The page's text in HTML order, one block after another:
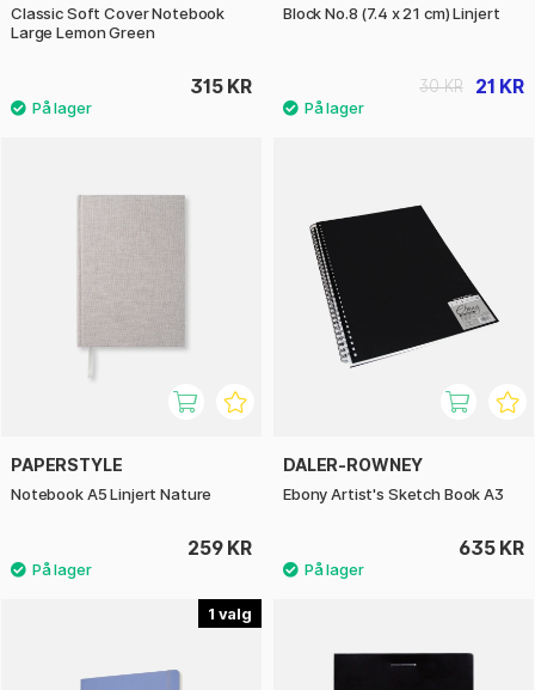
Classic Soft Cover Notebook
Large Lemon Green
315 KR
Block No.8 (7.4 x 21 cm) Linjert
21 KR
30 KR
PAPERSTYLE
Notebook A5 Linjert Nature
259 KR
DALER-ROWNEY
Ebony Artist's Sketch Book A3
635 KR
1